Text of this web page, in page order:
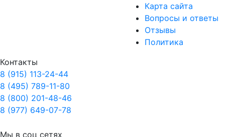
Карта сайта
Вопросы и ответы
Отзывы
Политика
Контакты
8 (915) 113-24-44
8 (495) 789-11-80
8 (800) 201-48-46
8 (977) 649-07-78
Мы в соц сетях